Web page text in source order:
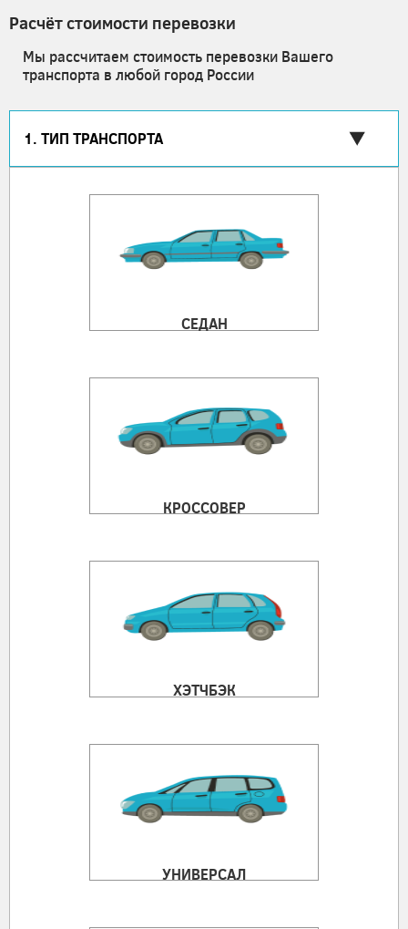
Расчёт стоимости перевозки
Мы рассчитаем стоимость перевозки Вашего
транспорта в любой город России
1. ТИП ТРАНСПОРТА
СЕДАН
КРОССОВЕР
ХЭТЧБЭК
УНИВЕРСАЛ